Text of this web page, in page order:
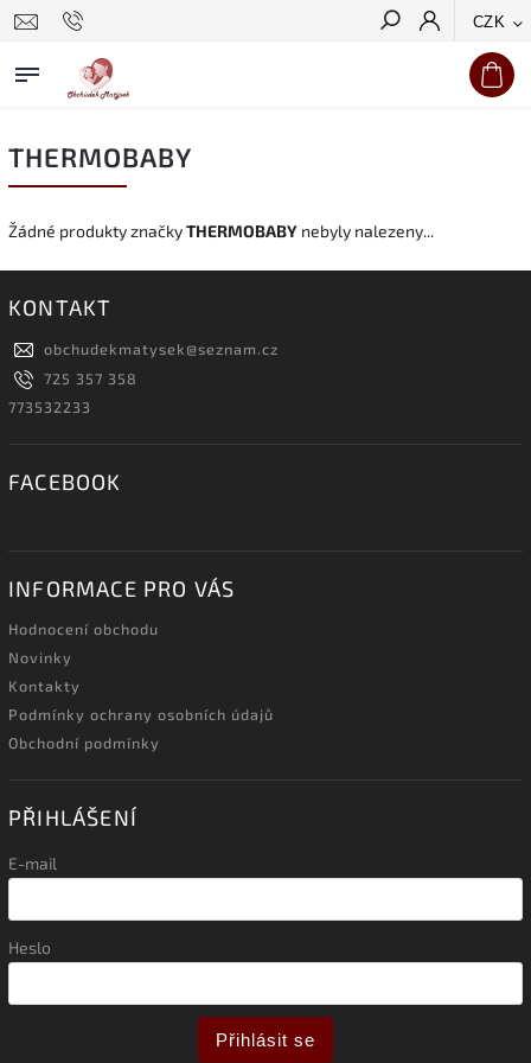
CZK
Hledat
THERMOBABY
Žádné produkty značkyTHERMOBABY nebyly nalezeny...
KONTAKT
obchudekmatysek@seznam.cz
725 357 358
773532233
FACEBOOK
INFORMACE PRO VÁS
Hodnocení obchodu
Novinky
Kontakty
Podmínky ochrany osobních údajů
Obchodní podmínky
PŘIHLÁŠENÍ
E-mail
Heslo
Přihlásit se